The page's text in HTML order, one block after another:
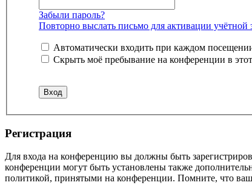
Забыли пароль?
Повторно выслать письмо для активации учётной
Автоматически входить при каждом
Скрыть моё пребывание на конференции в
Регистрация
Для входа на конференцию вы должны быть
конференции могут быть установлены также
политикой, принятыми на конференции. Помните, что